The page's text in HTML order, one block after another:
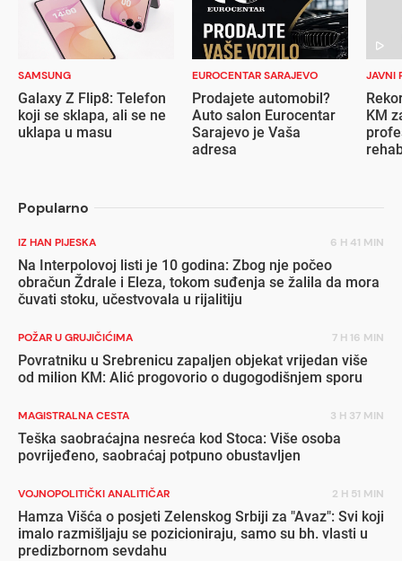
SAMSUNG
Galaxy Z Flip8: Telefon
koji se sklapa, ali se ne
uklapa u masu
EUROCENTAR SARAJEVO
Prodajete automobil?
Auto salon Eurocentar
Sarajevo je Vaša
adresa
JAVNI
KM
Popularno
IZ HAN PIJESKA 6 H 41 MIN
Na Interpolovoj listi je 10 godina: Zbog nje počeo
obračun Ždrale i Eleza, tokom suđenja se žalila da mora
čuvati stoku, učestvovala u rijalitiju
POŽAR U GRUJIČIĆIMA 7 H 16 MIN
Povratniku u Srebrenicu zapaljen objekat vrijedan više
od milion KM: Alić progovorio o dugogodišnjem sporu
MAGISTRALNA CESTA 3 H 37 MIN
Teška saobraćajna nesreća kod Stoca: Više osoba
povrijeđeno, saobraćaj potpuno obustavljen
VOJNOPOLITIČKI ANALITIČAR 2 H 51 MIN
Hamza Višća o posjeti Zelenskog Srbiji za "Avaz": Svi koji
imalo razmišljaju se pozicioniraju, samo su bh. vlasti u
predizbornom sevdahu